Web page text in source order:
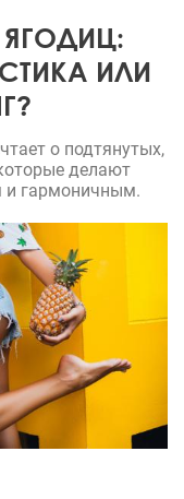
ЯГОДИЦ:
ИЛИ
о подтянутых,
делают
и гармоничным.